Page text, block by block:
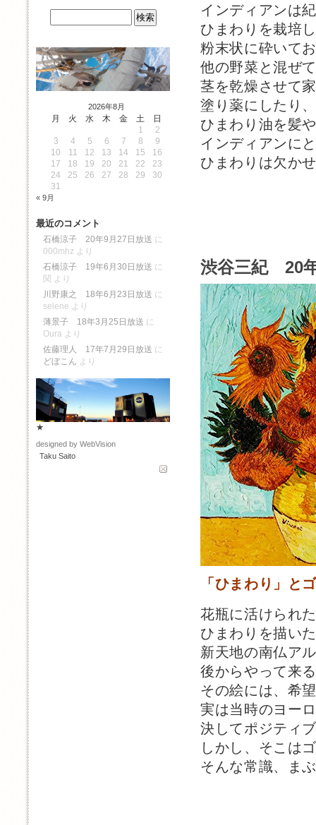
インディアンは
ひまわりを栽培
粉末状に砕いて
他の野菜と混ぜ
茎を乾燥させて
塗り薬にしたり
ひまわり油を髪
インディアンに
ひまわりは欠か
渋谷三紀 20
「ひまわり」と
花瓶に活けられ
ひまわりを描い
新天地の南仏ア
後からやって来
その絵には、希
実は当時のヨー
決してポジティ
しかし、そこは
そんな常識、ま
2026年8月
月 火 水 木 金 土
日
1
2
3
4 5 6 7 8
9
10
11 12 13 14 15
16
17
18 19 20 21 22
23
24
25 26 27 28 29
30
31
« 9月
最近のコメント
石橋涼子 20年9月27日放送 に
000mhz より
石橋涼子 19年6月30日放送 に
関 より
川野康之 18年6月23日放送 に
selene より
薄景子 18年3月25日放送 に
Oura より
佐藤理人 17年7月29日放送 に
どぼこん より
★
designed by WebVision
Taku Saito